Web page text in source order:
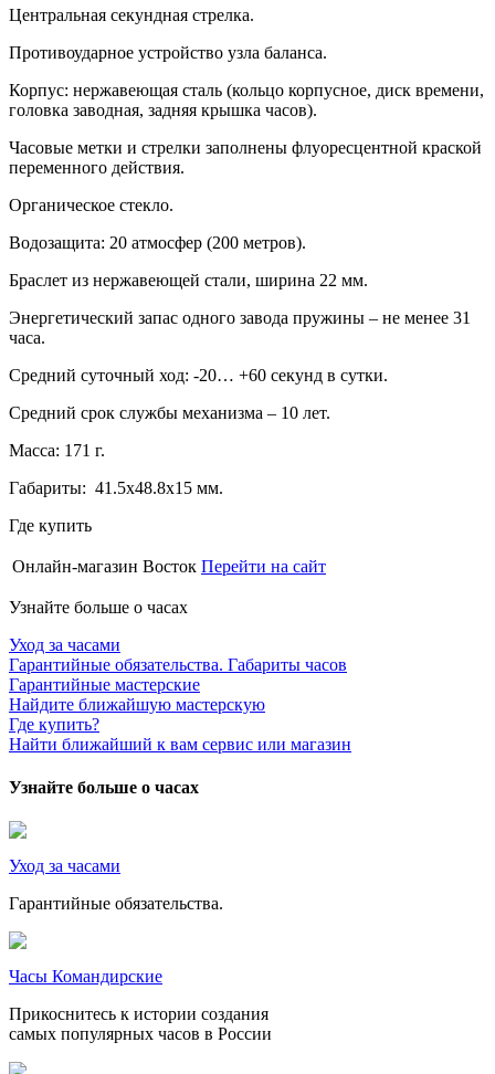
Центральная секундная стрелка.
Противоударное устройство узла баланса.
Корпус: нержавеющая сталь (кольцо корпусное, диск времени,
головка заводная, задняя крышка часов).
Часовые метки и стрелки заполнены флуоресцентной краской
переменного действия.
Органическое стекло.
Водозащита: 20 атмосфер (200 метров).
Браслет из нержавеющей стали, ширина 22 мм.
Энергетический запас одного завода пружины – не менее 31
часа.
Средний суточный ход: -20… +60 секунд в сутки.
Средний срок службы механизма – 10 лет.
Масса: 171 г.
Габариты: 41.5х48.8х15 мм.
Где купить
Онлайн-магазин Восток Перейти на сайт
Узнайте больше о часах
Уход за часами
Гарантийные обязательства. Габариты часов
Гарантийные мастерские
Найдите ближайшую мастерскую
Где купить?
Найти ближайший к вам сервис или магазин
Узнайте больше о часах
Уход за часами
Гарантийные обязательства.
Часы Командирские
Прикоснитесь к истории создания
самых популярных часов в России